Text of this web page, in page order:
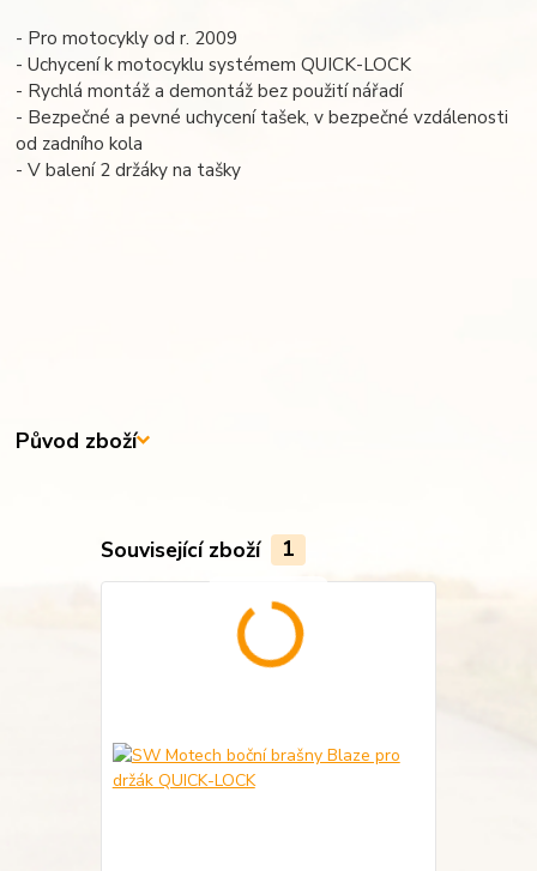
- Pro motocykly od r. 2009
- Uchycení k motocyklu systémem QUICK-LOCK
- Rychlá montáž a demontáž bez použití nářadí
- Bezpečné a pevné uchycení tašek, v bezpečné vzdálenosti
od zadního kola
- V balení 2 držáky na tašky
Původ zboží
Související zboží 1